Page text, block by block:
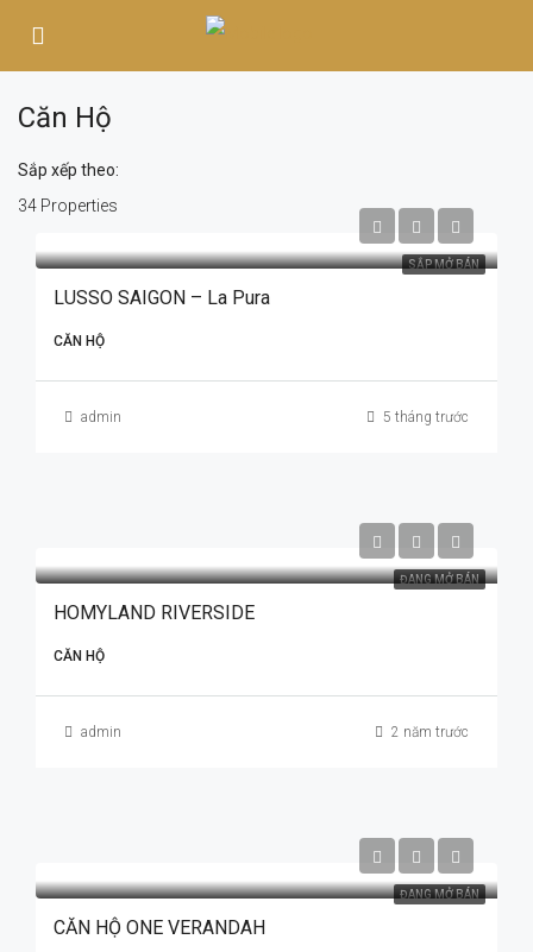
Căn Hộ
34 Properties
Sắp xếp theo:
SẮP MỞ BÁN
LUSSO SAIGON – La Pura
CĂN HỘ
admin 5 tháng trước
ĐANG MỞ BÁN
HOMYLAND RIVERSIDE
CĂN HỘ
admin 2 năm trước
ĐANG MỞ BÁN
CĂN HỘ ONE VERANDAH